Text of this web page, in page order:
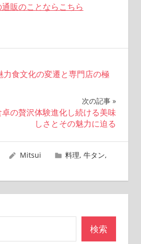
販のことならこちら
力食文化の変遷と専門店の極
次の記事
の贅沢体験進化し続ける美味
しさとその魅力に迫る
Mitsui 料理,牛タン,
検索